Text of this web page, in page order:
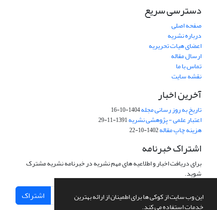
این وب سایت از کوکی ها برای اطمینان از ارائه بهترین
خدمات استفاده می کند.
دسترسی سریع
صفحه اصلی
درباره نشریه
اعضای هیات تحریریه
ارسال مقاله
تماس با ما
نقشه سایت
آخرین اخبار
تاریخ به روز رسانی مجله1404-10-16
اعتبار علمی - پژوهشی نشریه1391-11-29
هزینه چاپ مقاله1402-10-22
اشتراک خبرنامه
برای دریافت اخبار و اطلاعیه های مهم نشریه در خبرنامه نشریه مشترک
شوید.
اشتراک